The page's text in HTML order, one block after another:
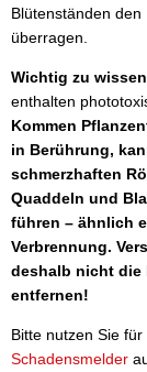
Blütenständen den
überragen.
Wichtig zu
enthalten
Kommen
in Berührung,
schmerzhaften
Quaddeln und
führen – ähnlich
Verbrennung.
deshalb nicht die
entfernen!
Bitte nutzen Sie
Schadensmelder